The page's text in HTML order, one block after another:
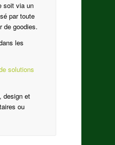
soit via un
par toute
de goodies.
les
solutions
design et
ou